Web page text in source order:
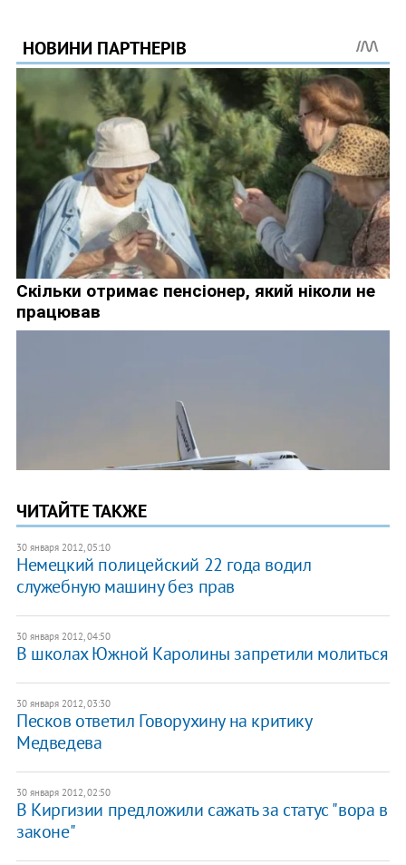
ЧИТАЙТЕ ТАКЖЕ
30 января 2012, 05:10
Немецкий полицейский 22 года водил
служебную машину без прав
30 января 2012, 04:50
В школах Южной Каролины запретили молиться
30 января 2012, 03:30
Песков ответил Говорухину на критику
Медведева
30 января 2012, 02:50
В Киргизии предложили сажать за статус "вора в
законе"